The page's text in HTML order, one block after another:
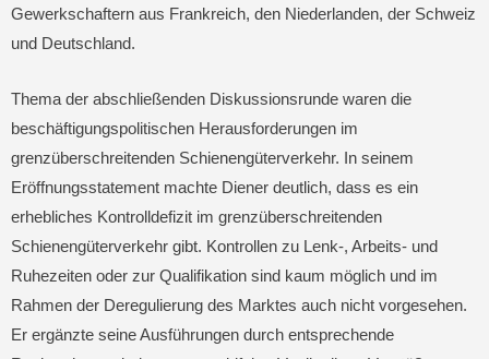
Gewerkschaftern aus Frankreich, den Niederlanden, der Schweiz
und Deutschland.
Thema der abschließenden Diskussionsrunde waren die
beschäftigungspolitischen Herausforderungen im
grenzüberschreitenden Schienengüterverkehr. In seinem
Eröffnungsstatement machte Diener deutlich, dass es ein
erhebliches Kontrolldefizit im grenzüberschreitenden
Schienengüterverkehr gibt. Kontrollen zu Lenk-, Arbeits- und
Ruhezeiten oder zur Qualifikation sind kaum möglich und im
Rahmen der Deregulierung des Marktes auch nicht vorgesehen.
Er ergänzte seine Ausführungen durch entsprechende